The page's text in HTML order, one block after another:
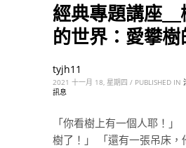
經典專題講座
的世界：愛攀
tyjh11
2021 十一月 18, 星期四 / PUBLISHED IN
訊息
「你看樹上有一個人耶！」
樹了！」 「還有一張吊床，